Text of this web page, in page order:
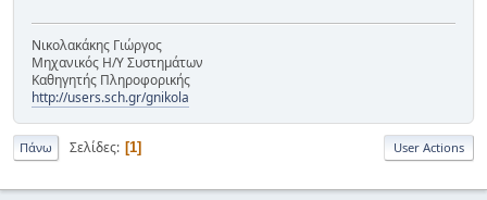
Νικολακάκης Γιώργος
Μηχανικός Η/Υ Συστημάτων
Καθηγητής Πληροφορικής
http://users.sch.gr/gnikola
Πάνω Σελίδες 1 User Actions